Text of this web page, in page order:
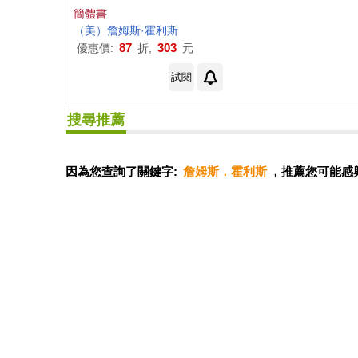
簡體書
（美） 詹姆斯·霍利斯
優惠價: 87 折, 303 元
試閱
搜尋推薦
因為您查詢了關鍵字: 詹姆斯．霍利斯 ，推薦您可能